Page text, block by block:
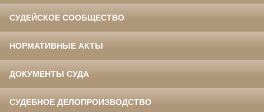
СУДЕЙСКОЕ СООБЩЕСТВО
НОРМАТИВНЫЕ АКТЫ
ДОКУМЕНТЫ СУДА
СУДЕБНОЕ ДЕЛОПРОИЗВОДСТВО